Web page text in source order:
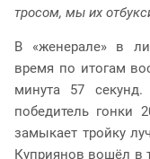
тросом, мы их
В «женерале» в
время по итогам
минута 57
победитель гонки
замыкает тройку
Куприянов вошёл в